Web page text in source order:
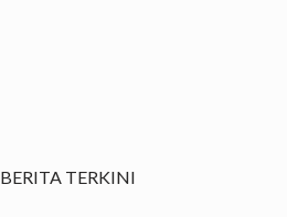
BERITA TERKINI